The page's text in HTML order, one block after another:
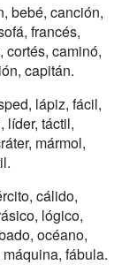
bebé, canción,
francés,
cortés, caminó,
capitán.
lápiz, fácil,
líder, táctil,
mármol,
cálido,
lógico,
océano,
fábula.